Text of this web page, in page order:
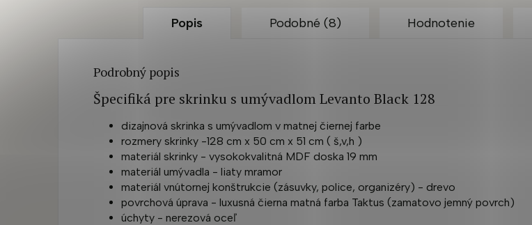
Popis Podobné (8) Hodnotenie
Podrobný popis
Špecifiká pre skrinku s umývadlom Levanto Black 128
dizajnová skrinka s umývadlom v matnej čiernej farbe
rozmery skrinky -128 cm x 50 cm x 51 cm ( š,v,h )
materiál skrinky - vysokokvalitná MDF doska 19 mm
materiál umývadla - liaty mramor
materiál vnútornej konštrukcie (zásuvky, police, organizéry) - drevo
povrchová úprava - luxusná čierna matná farba Taktus (zamatovo jemný povrch)
úchyty - nerezová oceľ